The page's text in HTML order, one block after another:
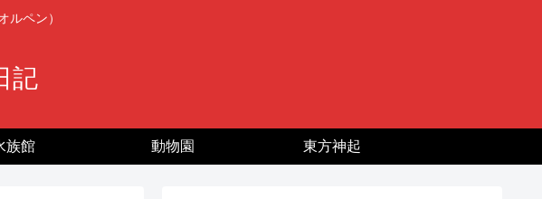
ルペン）
記
族館 動物園 東方神起